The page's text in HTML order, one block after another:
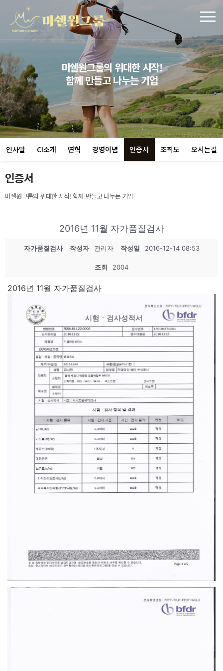
미쉘원그룹의 위대한 시작!
함께 만들고 나누는 기업
인사말 CI소개 연혁 경영이념 인증서 조직도 오시는길
인증서
미쉘원그룹의 위대한 시작! 함께 만들고 나누는 기업
2016년 11월 자가품질검사
자가품질검사 작성자 관리자 작성일 2016-12-14 08:53
조회 2004
2016년 11월 자가품질검사